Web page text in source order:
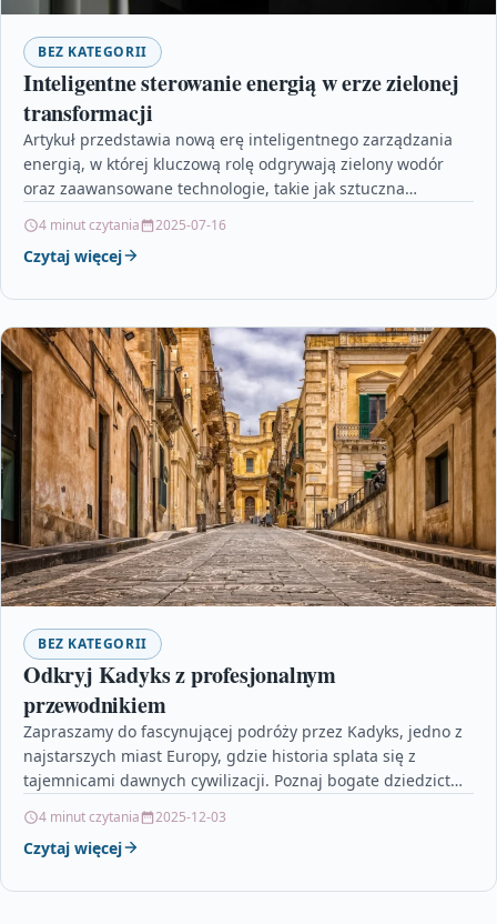
BEZ KATEGORII
Inteligentne sterowanie energią w erze zielonej
transformacji
Artykuł przedstawia nową erę inteligentnego zarządzania
energią, w której kluczową rolę odgrywają zielony wodór
oraz zaawansowane technologie, takie jak sztuczna
4 minut czytania 2025-07-16
Czytaj więcej
BEZ KATEGORII
Odkryj Kadyks z profesjonalnym
przewodnikiem
Zapraszamy do fascynującej podróży przez Kadyks, jedno z
najstarszych miast Europy, gdzie historia splata się z
tajemnicami dawnych cywilizacji. Poznaj bogate dziedzictwo
4 minut czytania 2025-12-03
Czytaj więcej